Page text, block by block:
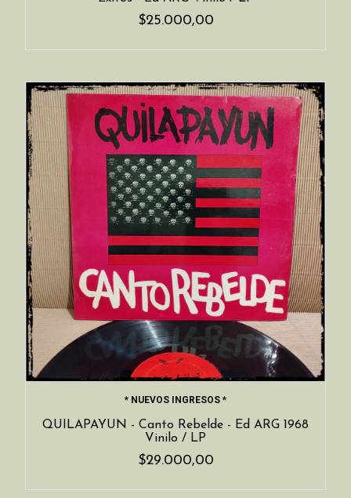
$25.000,00
* NUEVOS INGRESOS *
QUILAPAYUN - Canto Rebelde - Ed ARG 1968
Vinilo / LP
$29.000,00